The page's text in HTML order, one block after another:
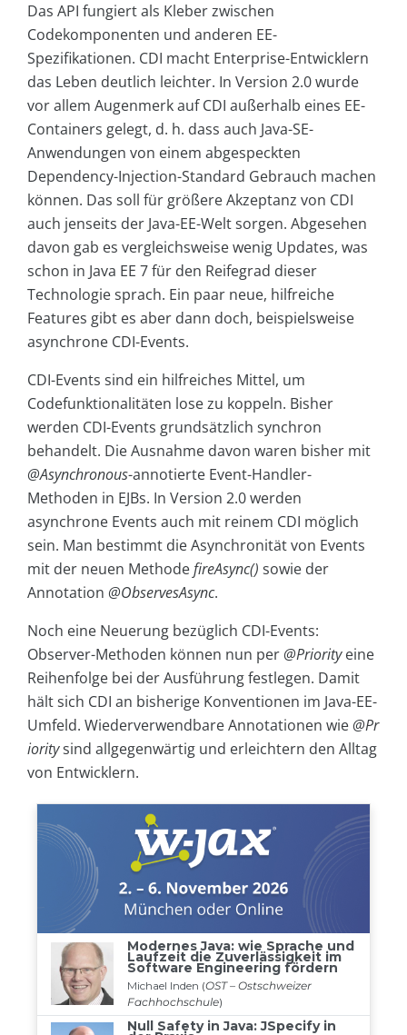
Das API fungiert als Kleber zwischen
Codekomponenten und anderen EE-
Spezifikationen. CDI macht Enterprise-Entwicklern
das Leben deutlich leichter. In Version 2.0 wurde
vor allem Augenmerk auf CDI außerhalb eines EE-
Containers gelegt, d. h. dass auch Java-SE-
Anwendungen von einem abgespeckten
Dependency-Injection-Standard Gebrauch machen
können. Das soll für größere Akzeptanz von CDI
auch jenseits der Java-EE-Welt sorgen. Abgesehen
davon gab es vergleichsweise wenig Updates, was
schon in Java EE 7 für den Reifegrad dieser
Technologie sprach. Ein paar neue, hilfreiche
Features gibt es aber dann doch, beispielsweise
asynchrone CDI-Events.
CDI-Events sind ein hilfreiches Mittel, um
Codefunktionalitäten lose zu koppeln. Bisher
werden CDI-Events grundsätzlich synchron
behandelt. Die Ausnahme davon waren bisher mit
@Asynchronous-annotierte Event-Handler-
Methoden in EJBs. In Version 2.0 werden
asynchrone Events auch mit reinem CDI möglich
sein. Man bestimmt die Asynchronität von Events
mit der neuen MethodefireAsync() sowie der
Annotation @ObservesAsync.
Noch eine Neuerung bezüglich CDI-Events:
Observer-Methoden können nun per@Priorityeine
Reihenfolge bei der Ausführung festlegen. Damit
hält sich CDI an bisherige Konventionen im Java-EE-
Umfeld. Wiederverwendbare Annotationen wie@Pr
ioritysind allgegenwärtig und erleichtern den Alltag
von Entwicklern.